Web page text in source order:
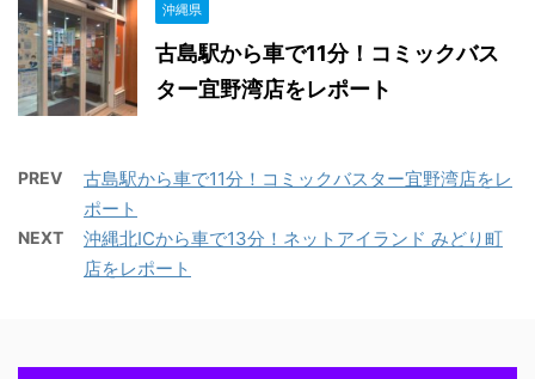
沖縄県
古島駅から車で11分！コミックバス
ター宜野湾店をレポート
PREV
古島駅から車で11分！コミックバスター宜野湾店をレ
ポート
NEXT
沖縄北ICから車で13分！ネットアイランド みどり町
店をレポート